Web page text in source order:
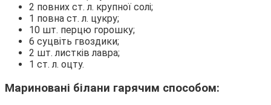
2 повних ст. л. крупної солі;
1 повна ст. л. цукру;
10 шт. перцю горошку;
6 суцвіть гвоздики;
2 шт. листків лавра;
1 ст. л. оцту.
Мариновані білани гарячим способом: